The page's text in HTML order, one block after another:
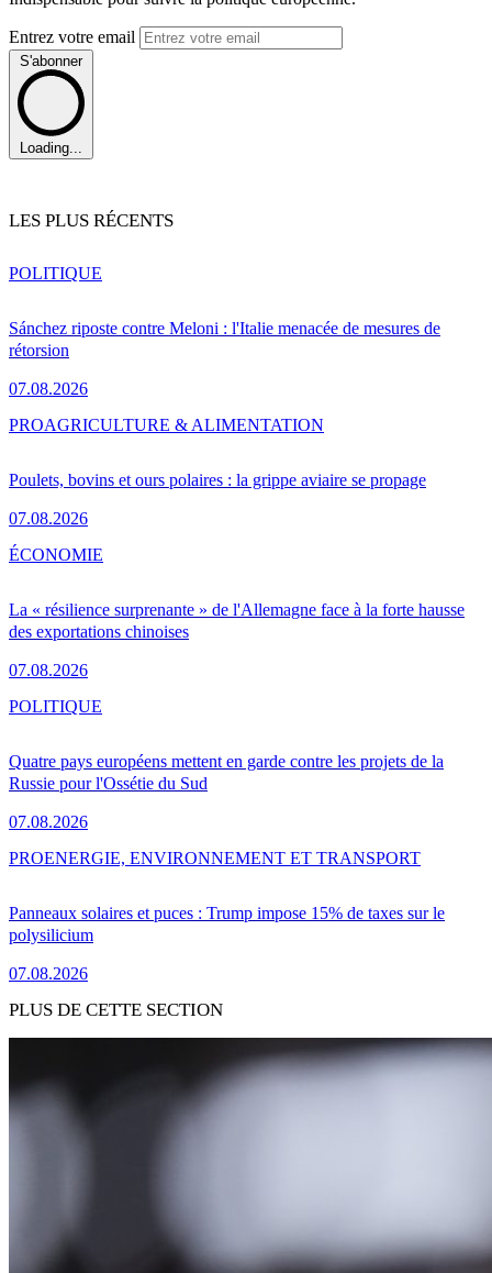
Entrez votre email
S'abonner
Loading...
LES PLUS RÉCENTS
Sánchez riposte contre Meloni : l'Italie menacée de mesures de
rétorsion
07.08.2026
POLITIQUE
Poulets, bovins et ours polaires : la grippe aviaire se propage
07.08.2026
PROAGRICULTURE & ALIMENTATION
La « résilience surprenante » de l'Allemagne face à la forte hausse
des exportations chinoises
07.08.2026
ÉCONOMIE
Quatre pays européens mettent en garde contre les projets de la
Russie pour l'Ossétie du Sud
07.08.2026
POLITIQUE
Panneaux solaires et puces : Trump impose 15% de taxes sur le
polysilicium
07.08.2026
PROENERGIE, ENVIRONNEMENT ET TRANSPORT
PLUS DE CETTE SECTION